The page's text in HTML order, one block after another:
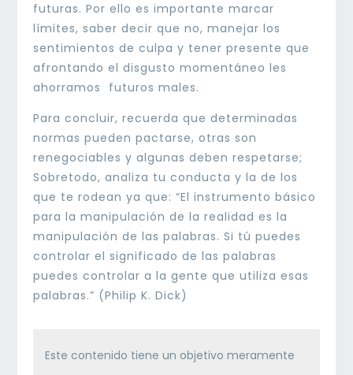
futuras. Por ello es importante marcar
límites, saber decir que no, manejar los
sentimientos de culpa y tener presente que
afrontando el disgusto momentáneo les
ahorramos futuros males.
Para concluir, recuerda que determinadas
normas pueden pactarse, otras son
renegociables y algunas deben respetarse;
Sobretodo, analiza tu conducta y la de los
que te rodean ya que: “El instrumento básico
para la manipulación de la realidad es la
manipulación de las palabras. Si tú puedes
controlar el significado de las palabras
puedes controlar a la gente que utiliza esas
palabras.” (Philip K. Dick)
Este contenido tiene un objetivo meramente